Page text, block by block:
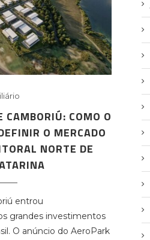
CAMBORIÚ: COMO O
O MERCADO
NORTE DE
entrou
grandes investimentos
O anúncio do AeroPark